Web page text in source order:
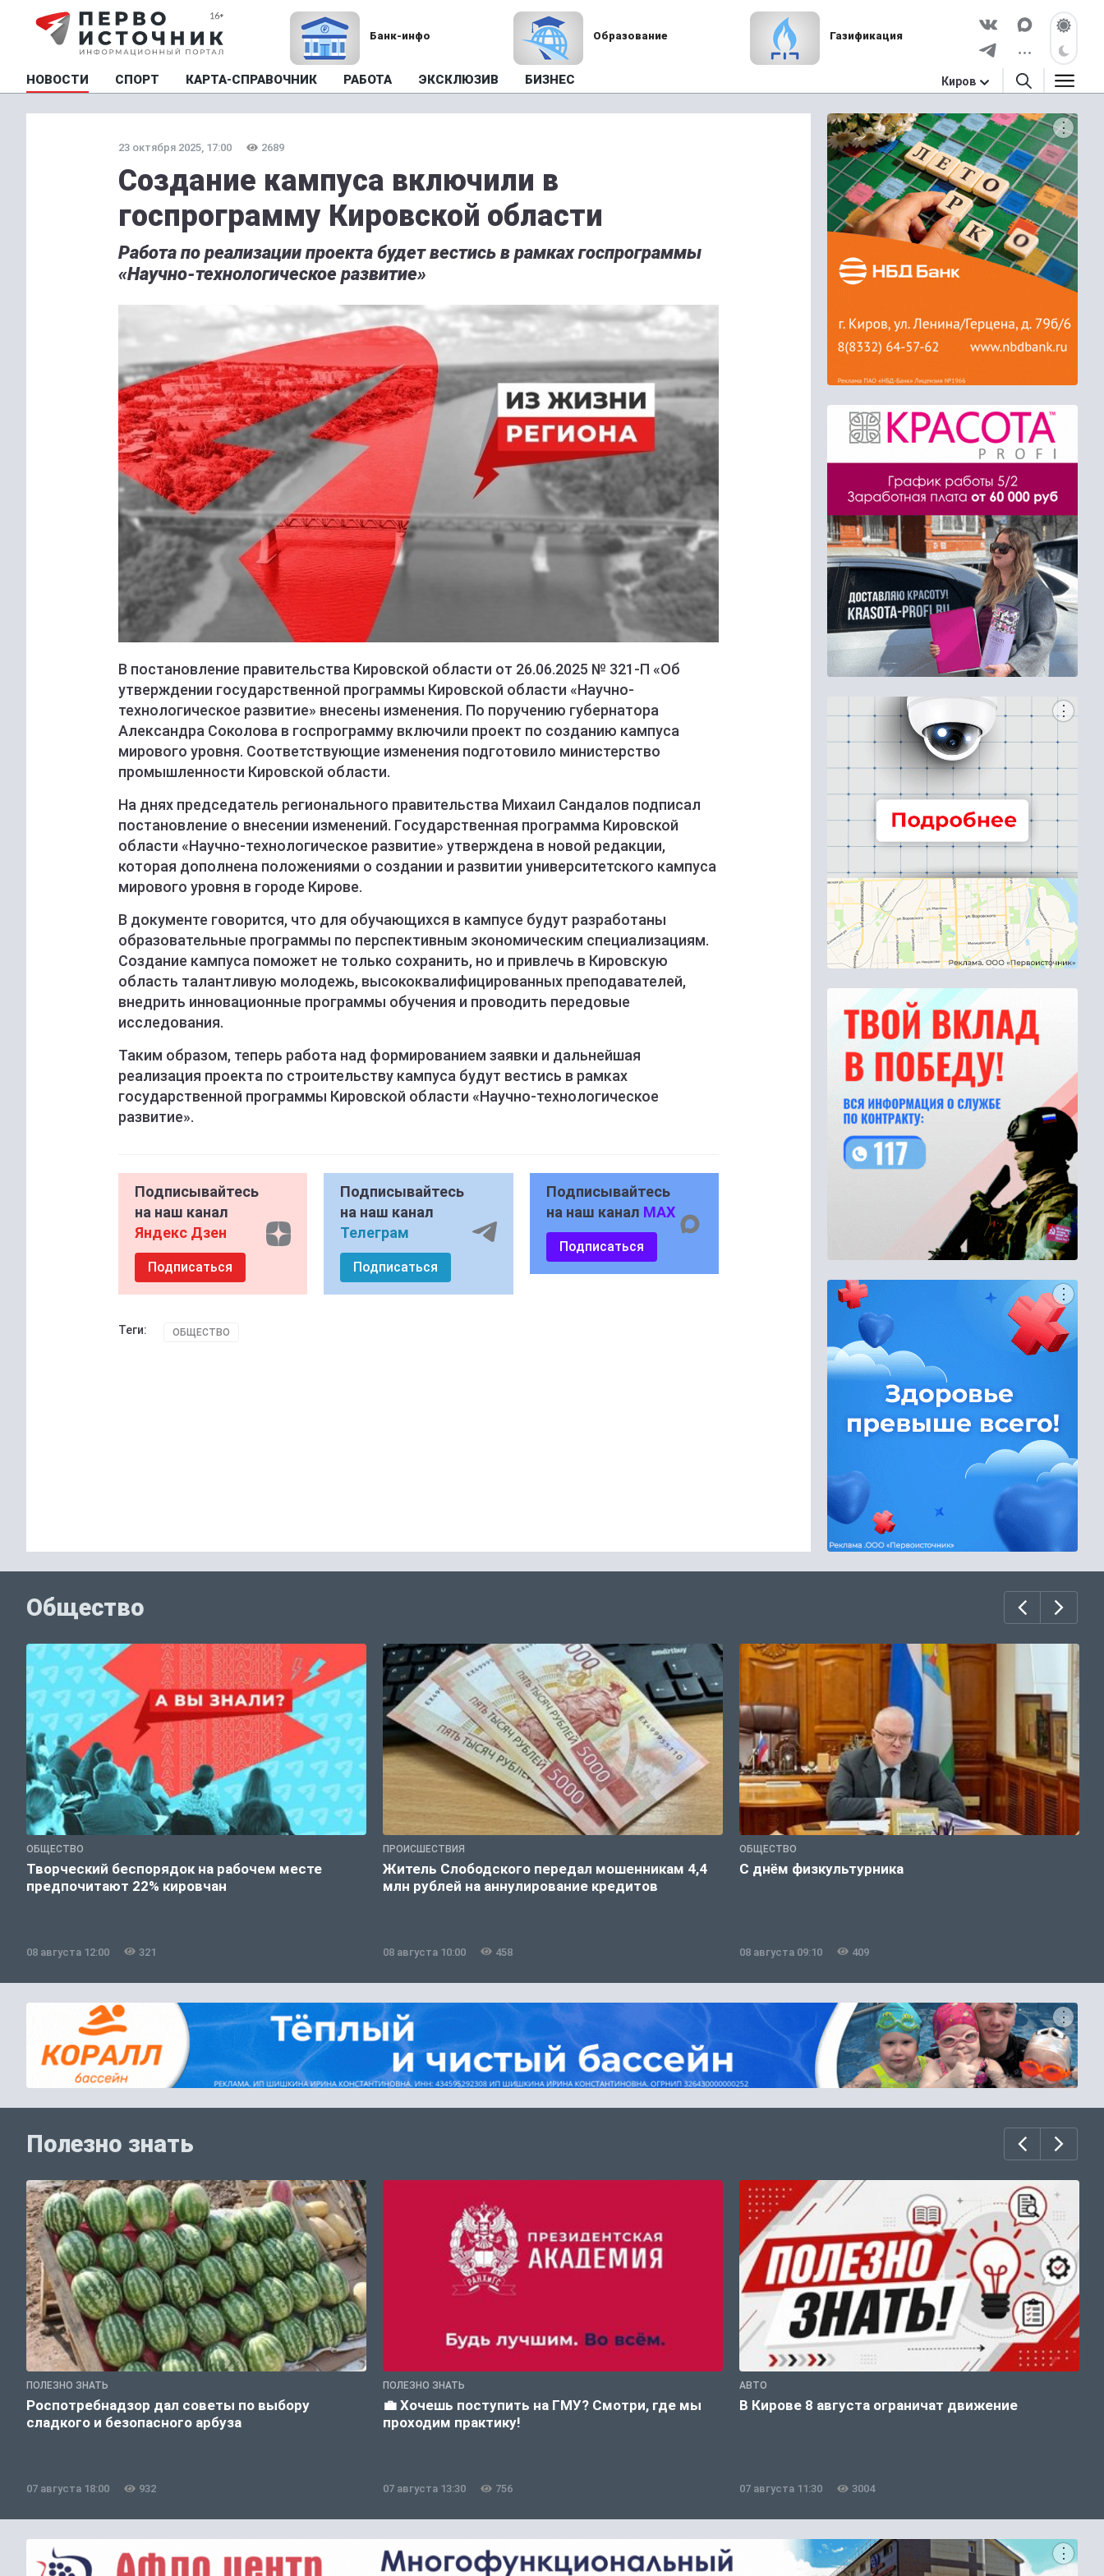
Банк-инфо Образование Газификация
НОВОСТИ СПОРТ КАРТА-СПРАВОЧНИК РАБОТА ЭКСКЛЮЗИВ БИЗНЕС Киров
23 октября 2025, 17:00 2689
Создание кампуса включили в
госпрограмму Кировской области
Работа по реализации проекта будет вестись в рамках госпрограммы
«Научно-технологическое развитие»
В постановление правительства Кировской области от 26.06.2025 № 321-П «Об
утверждении государственной программы Кировской области «Научно-
технологическое развитие» внесены изменения. По поручению губернатора
Александра Соколова в госпрограмму включили проект по созданию кампуса
мирового уровня. Соответствующие изменения подготовило министерство
промышленности Кировской области.
На днях председатель регионального правительства Михаил Сандалов подписал
постановление о внесении изменений. Государственная программа Кировской
области «Научно-технологическое развитие» утверждена в новой редакции,
которая дополнена положениями о создании и развитии университетского кампуса
мирового уровня в городе Кирове.
В документе говорится, что для обучающихся в кампусе будут разработаны
образовательные программы по перспективным экономическим специализациям.
Создание кампуса поможет не только сохранить, но и привлечь в Кировскую
область талантливую молодежь, высококвалифицированных преподавателей,
внедрить инновационные программы обучения и проводить передовые
исследования.
Таким образом, теперь работа над формированием заявки и дальнейшая
реализация проекта по строительству кампуса будут вестись в рамках
государственной программы Кировской области «Научно-технологическое
развитие».
Подписывайтесь
на наш канал
Яндекс Дзен
Подписаться
Подписывайтесь
на наш канал
Телеграм
Подписаться
Подписывайтесь
на наш канал MAX
Подписаться
Теги: ОБЩЕСТВО
Общество
ОБЩЕСТВО
Творческий беспорядок на рабочем месте
предпочитают 22% кировчан
08 августа 12:00 321
ПРОИСШЕСТВИЯ
Житель Слободского передал мошенникам 4,4
млн рублей на аннулирование кредитов
08 августа 10:00 458
ОБЩЕСТВО
С днём физкультурника
08 августа 09:10 409
Полезно знать
ПОЛЕЗНО ЗНАТЬ
Роспотребнадзор дал советы по выбору
сладкого и безопасного арбуза
07 августа 18:00 932
ПОЛЕЗНО ЗНАТЬ
💼 Хочешь поступить на ГМУ? Смотри, где мы
проходим практику!
07 августа 13:30 756
АВТО
В Кирове 8 августа ограничат движение
07 августа 11:30 3004